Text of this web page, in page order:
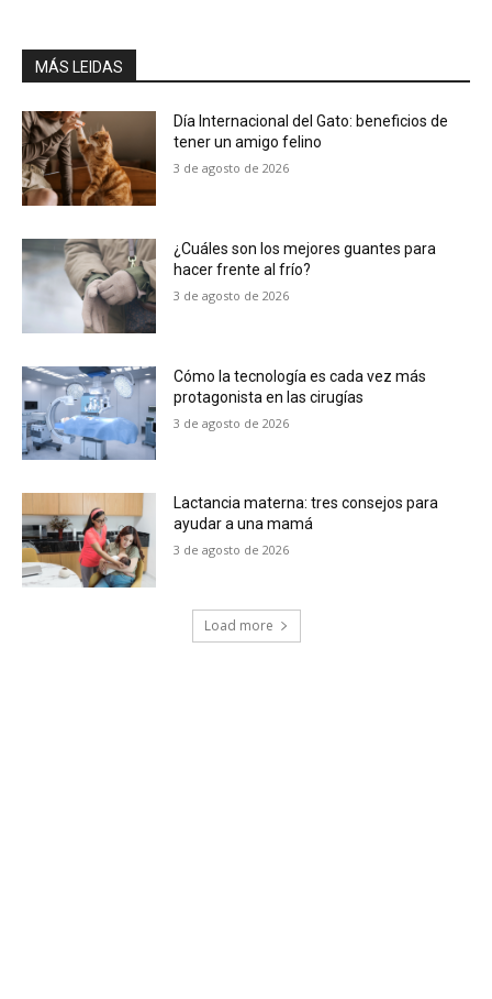
MÁS LEIDAS
Día Internacional del Gato: beneficios de
tener un amigo felino
3 de agosto de 2026
¿Cuáles son los mejores guantes para
hacer frente al frío?
3 de agosto de 2026
Cómo la tecnología es cada vez más
protagonista en las cirugías
3 de agosto de 2026
Lactancia materna: tres consejos para
ayudar a una mamá
3 de agosto de 2026
Load more